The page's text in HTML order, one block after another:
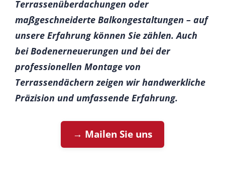
Terrassenüberdachungen oder
maßgeschneiderte Balkongestaltungen – auf
unsere Erfahrung können Sie zählen. Auch
bei Bodenerneuerungen und bei der
professionellen Montage von
Terrassendächern zeigen wir handwerkliche
Präzision und umfassende Erfahrung.
→ Mailen Sie uns